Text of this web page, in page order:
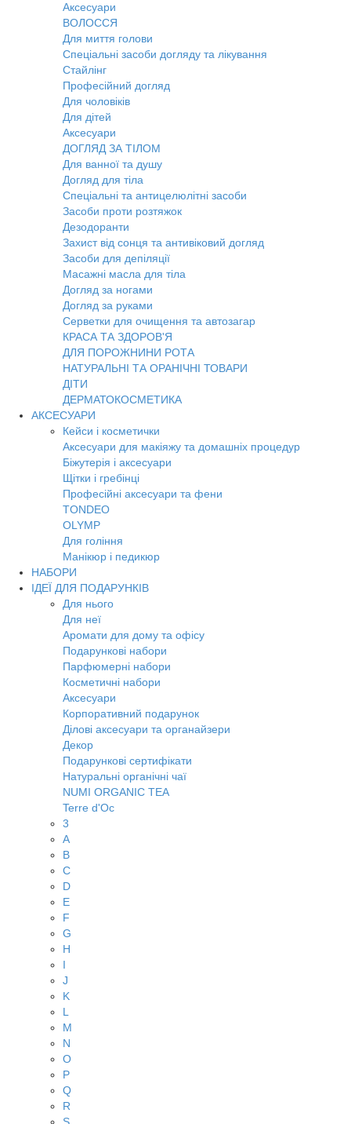
Аксесуари
ВОЛОССЯ
Для миття голови
Спеціальні засоби догляду та лікування
Стайлінг
Професійний догляд
Для чоловіків
Для дітей
Аксесуари
ДОГЛЯД ЗА ТІЛОМ
Для ванної та душу
Догляд для тіла
Спеціальні та антицелюлітні засоби
Засоби проти розтяжок
Дезодоранти
Захист від сонця та антивіковий догляд
Засоби для депіляції
Масажні масла для тіла
Догляд за ногами
Догляд за руками
Серветки для очищення та автозагар
КРАСА ТА ЗДОРОВ'Я
ДЛЯ ПОРОЖНИНИ РОТА
НАТУРАЛЬНІ ТА ОРАНІЧНІ ТОВАРИ
ДІТИ
ДЕРМАТОКОСМЕТИКА
АКСЕСУАРИ
Кейси і косметички
Аксесуари для макіяжу та домашніх процедур
Біжутерія і аксесуари
Щітки і гребінці
Професійні аксесуари та фени
TONDEO
OLYMP
Для гоління
Манікюр і педикюр
НАБОРИ
ІДЕЇ ДЛЯ ПОДАРУНКІВ
Для нього
Для неї
Аромати для дому та офісу
Подарункові набори
Парфюмерні набори
Косметичні набори
Аксесуари
Корпоративний подарунок
Ділові аксесуари та органайзери
Декор
Подарункові сертифікати
Натуральні органічні чаї
NUMI ORGANIC TEA
Terre d'Oc
3
A
B
C
D
E
F
G
H
I
J
K
L
M
N
O
P
Q
R